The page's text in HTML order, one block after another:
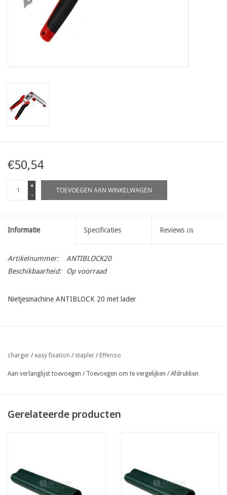
Contact
€50,54
+
-
TOEVOEGEN AAN WINKELWAGEN
Informatie Specificaties Reviews (0)
Artikelnummer:
ANTIBLOCK20
Beschikbaarheid:
Op voorraad
Nietjesmachine ANTIBLOCK 20 met lader
charger / easy fixation / stapler / Effenso
Aan verlanglijst toevoegen / Toevoegen om te vergelijken /Afdrukken
Gerelateerde producten